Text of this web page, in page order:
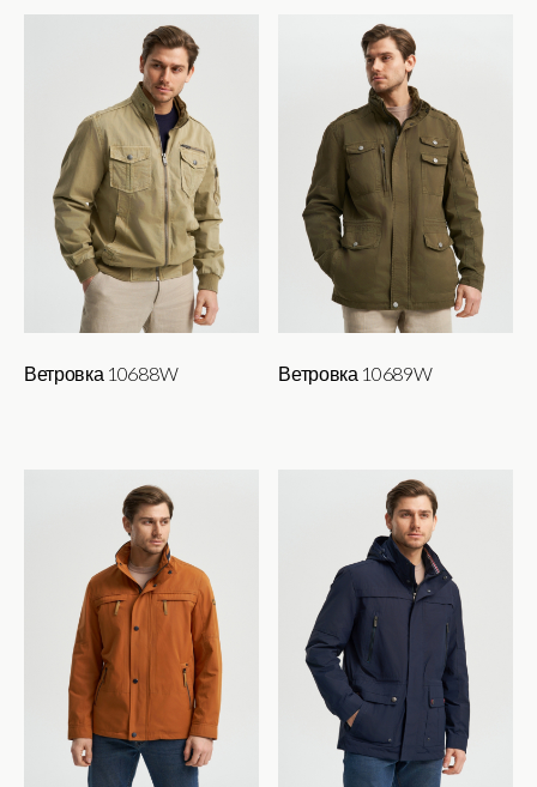
Ветровка 10688W Ветровка 10689W